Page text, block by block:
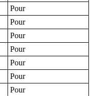
Pour
Pour
Pour
Pour
Pour
Pour
Pour